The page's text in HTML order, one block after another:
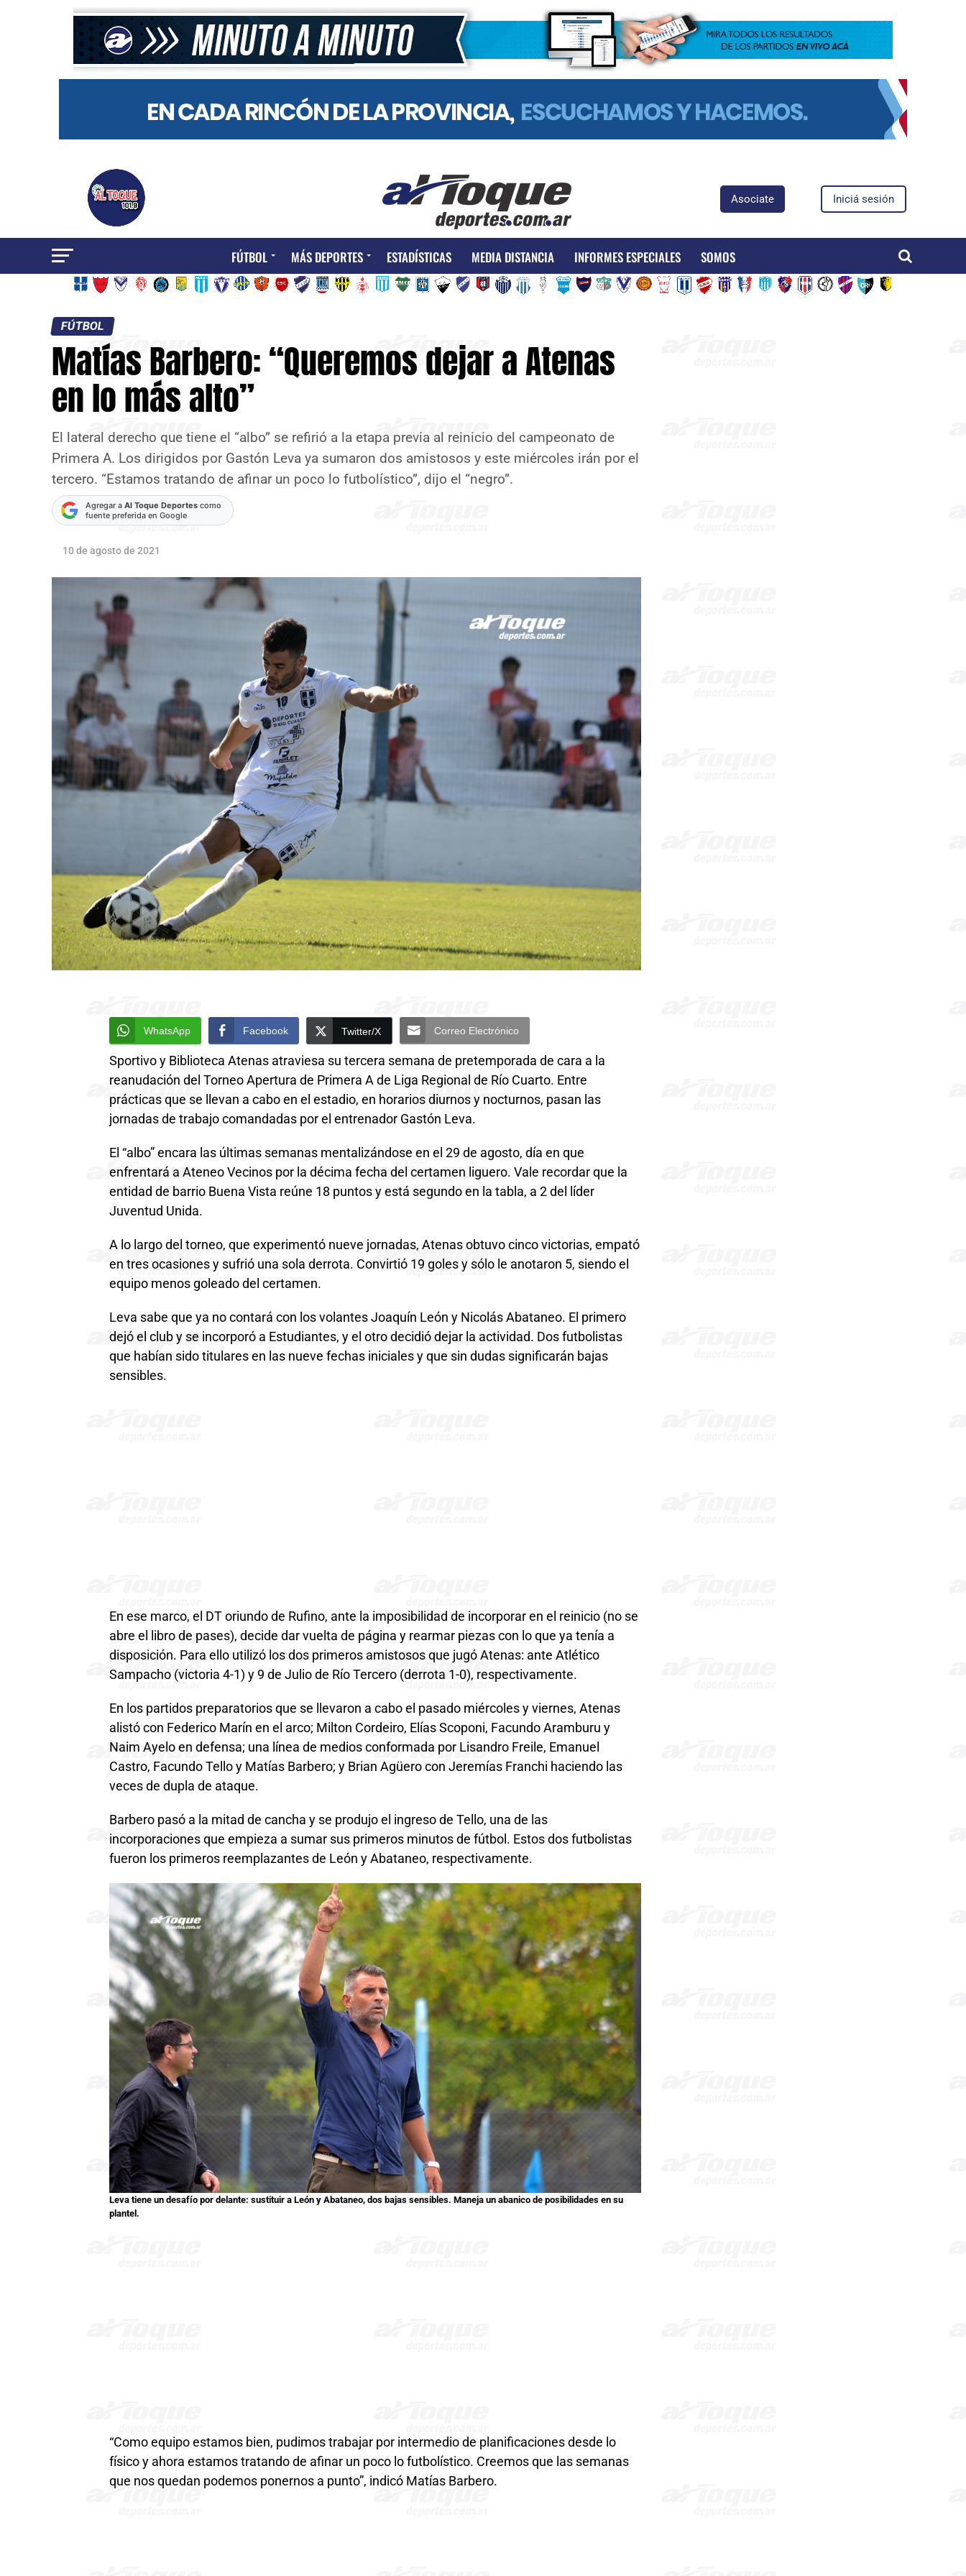
Asociate Iniciá sesión
FÚTBOL MÁS DEPORTES ESTADÍSTICAS MEDIA DISTANCIA INFORMES ESPECIALES SOMOS
FÚTBOL
Matías Barbero: “Queremos dejar a Atenas
en lo más alto”
El lateral derecho que tiene el “albo” se refirió a la etapa previa al reinicio del campeonato de
Primera A. Los dirigidos por Gastón Leva ya sumaron dos amistosos y este miércoles irán por el
tercero. “Estamos tratando de afinar un poco lo futbolístico”, dijo el “negro”.
Agregar a Al Toque Deportes como
fuente preferida en Google
10 de agosto de 2021
WhatsApp Facebook Twitter/X Correo Electrónico
Sportivo y Biblioteca Atenas atraviesa su tercera semana de pretemporada de cara a la
reanudación del Torneo Apertura de Primera A de Liga Regional de Río Cuarto. Entre
prácticas que se llevan a cabo en el estadio, en horarios diurnos y nocturnos, pasan las
jornadas de trabajo comandadas por el entrenador Gastón Leva.
El “albo” encara las últimas semanas mentalizándose en el 29 de agosto, día en que
enfrentará a Ateneo Vecinos por la décima fecha del certamen liguero. Vale recordar que la
entidad de barrio Buena Vista reúne 18 puntos y está segundo en la tabla, a 2 del líder
Juventud Unida.
A lo largo del torneo, que experimentó nueve jornadas, Atenas obtuvo cinco victorias, empató
en tres ocasiones y sufrió una sola derrota. Convirtió 19 goles y sólo le anotaron 5, siendo el
equipo menos goleado del certamen.
Leva sabe que ya no contará con los volantes Joaquín León y Nicolás Abataneo. El primero
dejó el club y se incorporó a Estudiantes, y el otro decidió dejar la actividad. Dos futbolistas
que habían sido titulares en las nueve fechas iniciales y que sin dudas significarán bajas
sensibles.
En ese marco, el DT oriundo de Rufino, ante la imposibilidad de incorporar en el reinicio (no se
abre el libro de pases), decide dar vuelta de página y rearmar piezas con lo que ya tenía a
disposición. Para ello utilizó los dos primeros amistosos que jugó Atenas: ante Atlético
Sampacho (victoria 4-1) y 9 de Julio de Río Tercero (derrota 1-0), respectivamente.
En los partidos preparatorios que se llevaron a cabo el pasado miércoles y viernes, Atenas
alistó con Federico Marín en el arco; Milton Cordeiro, Elías Scoponi, Facundo Aramburu y
Naim Ayelo en defensa; una línea de medios conformada por Lisandro Freile, Emanuel
Castro, Facundo Tello y Matías Barbero; y Brian Agüero con Jeremías Franchi haciendo las
veces de dupla de ataque.
Barbero pasó a la mitad de cancha y se produjo el ingreso de Tello, una de las
incorporaciones que empieza a sumar sus primeros minutos de fútbol. Estos dos futbolistas
fueron los primeros reemplazantes de León y Abataneo, respectivamente.
Leva tiene un desafío por delante: sustituir a León y Abataneo, dos bajas sensibles. Maneja un abanico de posibilidades en su
plantel.
“Como equipo estamos bien, pudimos trabajar por intermedio de planificaciones desde lo
físico y ahora estamos tratando de afinar un poco lo futbolístico. Creemos que las semanas
que nos quedan podemos ponernos a punto”, indicó Matías Barbero.